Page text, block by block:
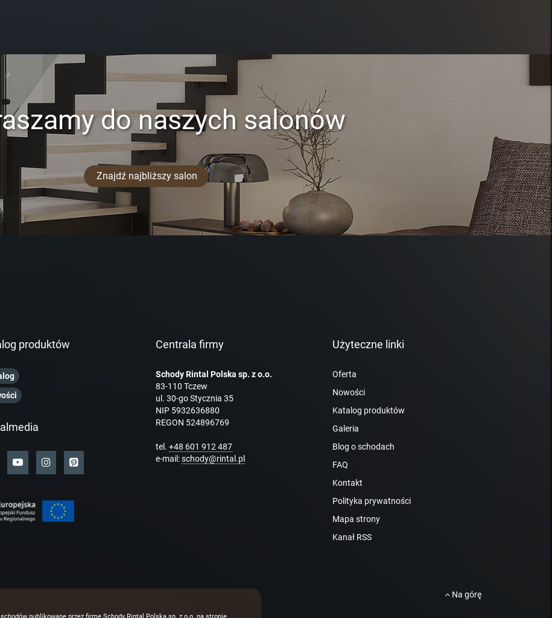
do naszych salonów
Znajdź najbliższy salon
produktów Centrala firmy
Schody Rintal Polska sp. z o.o.
83-110 Tczew
ul. 30-go Stycznia 35
NIP 5932636880
REGON 524896769
tel. +48 601 912 487
e-mail:schody@rintal.pl
Użyteczne linki
Oferta
Nowości
Katalog produktów
Galeria
Blog o schodach
FAQ
Kontakt
Polityka prywatności
Mapa strony
Kanał RSS
Na górę